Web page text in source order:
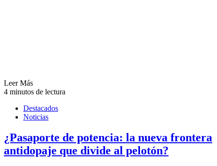
Leer Más
4 minutos de lectura
Destacados
Noticias
¿Pasaporte de potencia: la nueva frontera
antidopaje que divide al pelotón?